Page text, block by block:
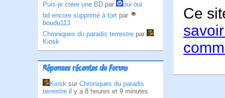
Puis-je créer une BD par
oui oui
bd encore supprimé à tort par
boudu113
Chroniques du paradis terrestre par
Kiosk
Réponses récentes du Forum
Kiosk sur Chroniques du paradis
terrestre il y a 8 heures et 9 minutes
Ce